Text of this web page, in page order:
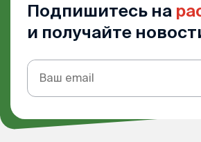
Подпишитесь на
и получайте
Подписка
на